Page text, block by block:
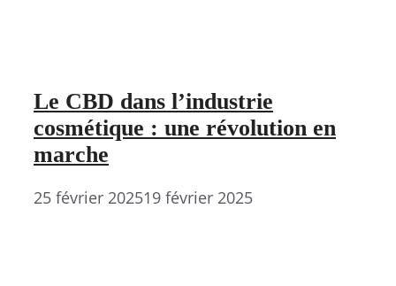
Le CBD dans l’industrie
cosmétique : une révolution en
marche
25 février 202519 février 2025